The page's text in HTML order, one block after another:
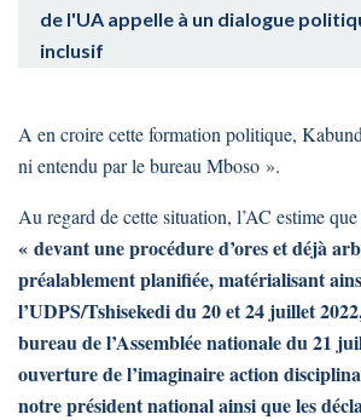
de l'UA appelle à un dialogue
inclusif
A en croire cette formation politique,
ni entendu par le bureau Mboso ».
Au regard de cette situation, l’AC estime
« devant une procédure d’ores et déjà
préalablement planifiée, matérialisant
l’UDPS/Tshisekedi du 20 et 24 juillet
bureau de l’Assemblée nationale du 21
ouverture de l’imaginaire action
notre président national ainsi que les